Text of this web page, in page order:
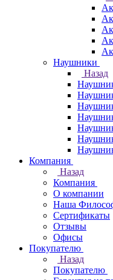
Наушники
Назад
Компания
Назад
Компания
О компании
Наша
Сертификаты
Отзывы
Офисы
Покупателю
Назад
Покупателю